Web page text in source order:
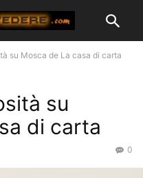
su Mosca de La casa di carta
su
di carta
0